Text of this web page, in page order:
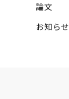
論文
お知らせ